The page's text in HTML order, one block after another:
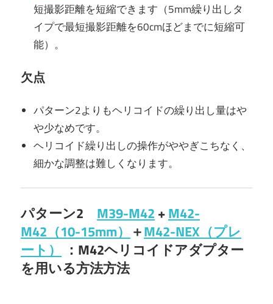
短撮影距離を短縮できます（5mm繰り出しタ
イプで最短撮影距離を60cmほどまでに短縮可
能）。
欠点
パターン2よりもヘリコイドの繰り出し量はや
や少なめです。
ヘリコイド繰り出しの操作がややぎこちなく、
細かな調整は難しくなります。
パターン2 M39-M42 +M42-
M42（10-15mm） ＋M42-NEX（プレ
ート）
：M42ヘリコイドアダプター
を用いる方法方法